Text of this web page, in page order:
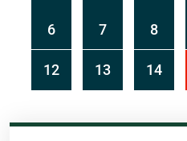
6 7 8
12 13 14